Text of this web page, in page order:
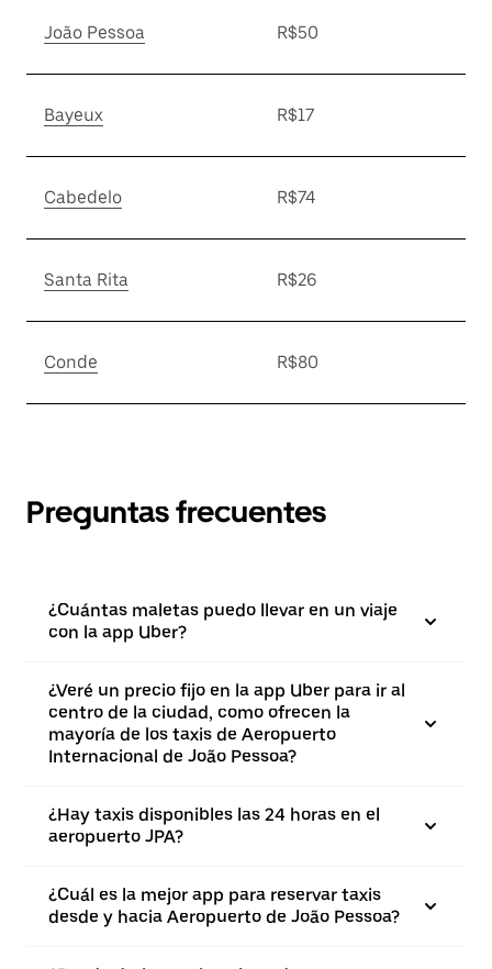
João Pessoa R$50
Bayeux R$17
Cabedelo R$74
Santa Rita R$26
Conde R$80
Preguntas frecuentes
¿Cuántas maletas puedo llevar en un viaje
con la app Uber?
¿Veré un precio fijo en la app Uber para ir al
centro de la ciudad, como ofrecen la
mayoría de los taxis de Aeropuerto
Internacional de João Pessoa?
¿Hay taxis disponibles las 24 horas en el
aeropuerto JPA?
¿Cuál es la mejor app para reservar taxis
desde y hacia Aeropuerto de João Pessoa?